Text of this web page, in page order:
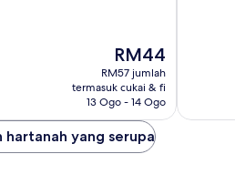
Harga
ialah
RM44
RM44
RM57 jumlah
termasuk cukai & fi
13 Ogo - 14 Ogo
hartanah yang serupa